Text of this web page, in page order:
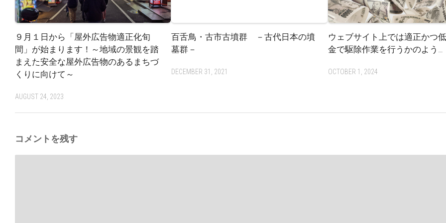
９月１日から「屋外広告物適正化旬
間」が始まります！～地域の景観を踏
まえた安全な屋外広告物のあるまちづ
くりに向けて～
AUGUST 24, 2023
百舌鳥・古市古墳群 －古代日本の墳
墓群－
DECEMBER 31, 2021
ウェブサイト上では適正かつ
金で駆除作業を行うかのよう…
OCTOBER 1, 2024
コメントを残す